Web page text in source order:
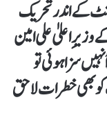
کے اندر تحریک
وزیرِ اعلیٰ علی امین
سزا ہوئی تو
بھی خطرات لاحق